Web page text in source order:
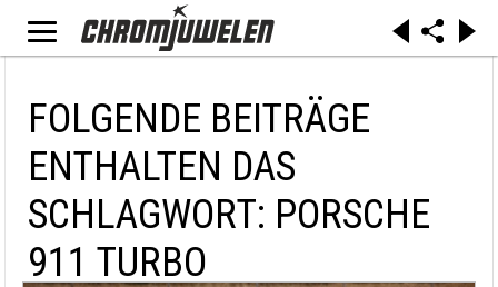
FOLGENDE BEITRÄGE
ENTHALTEN DAS
SCHLAGWORT: PORSCHE
911 TURBO